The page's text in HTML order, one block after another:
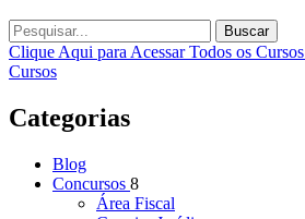
Buscar
Clique Aqui para Acessar Todos os Cursos
Cursos
Categorias
Blog
Concursos 8
Área Fiscal